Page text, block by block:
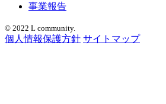
事業報告
© 2022 L community.
個人情報保護方針 サイトマップ